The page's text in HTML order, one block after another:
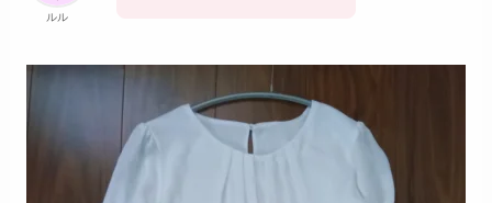
ルル